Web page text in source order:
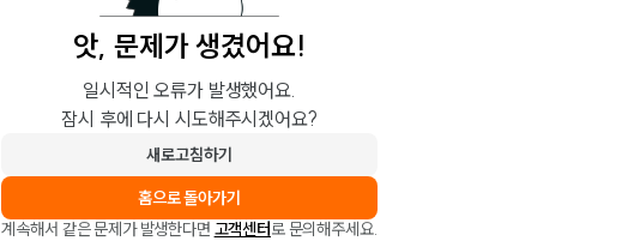
앗, 문제가 생겼어요!
일시적인 오류가 발생했어요.
잠시 후에 다시 시도해주시겠어요?
새로고침하기
홈으로 돌아가기
계속해서 같은 문제가 발생한다면 고객센터로 문의해주세요.